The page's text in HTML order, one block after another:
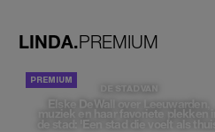
LINDA.PREMIUM
DE STAD VAN
Elske DeWall over Leeuwarden,
muziek en haar favoriete plekken in
de stad: 'Een stad die voelt als thuis'